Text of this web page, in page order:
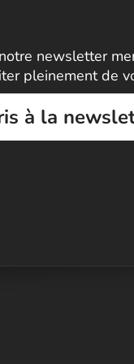
newsletter
pleinement de
à la